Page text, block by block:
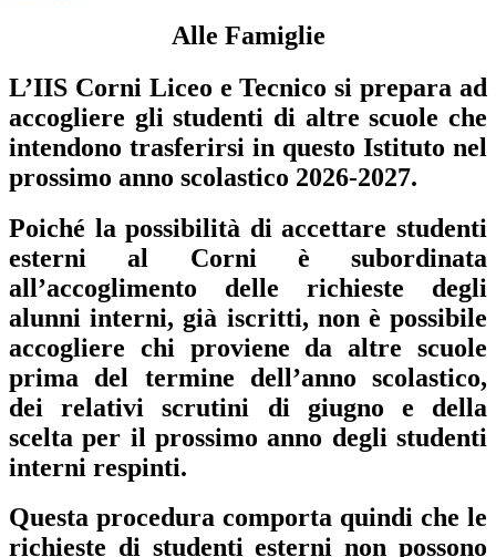
Alle Famiglie
L’IIS Corni Liceo e Tecnico si prepara ad
accogliere gli studenti di altre scuole che
intendono trasferirsi in questo Istituto nel
prossimo anno scolastico 2026-2027.
Poiché la possibilità di accettare studenti
esterni al Corni è subordinata
all’accoglimento delle richieste degli
alunni interni, già iscritti, non è possibile
accogliere chi proviene da altre scuole
prima del termine dell’anno scolastico,
dei relativi scrutini di giugno e della
scelta per il prossimo anno degli studenti
interni respinti.
Questa procedura comporta quindi che le
richieste di studenti esterni non possono